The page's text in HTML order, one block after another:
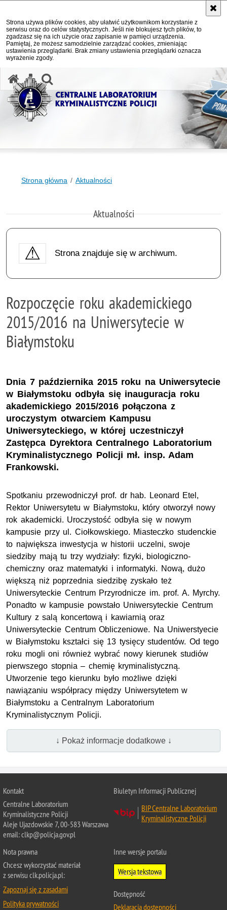
Strona używa plików cookies, aby ułatwić użytkownikom korzystanie z
serwisu oraz do celów statystycznych. Jeśli nie blokujesz tych plików, to
zgadzasz się na ich użycie oraz zapisanie w pamięci urządzenia.
Pamiętaj, że możesz samodzielnie zarządzać cookies, zmieniając
ustawienia przeglądarki. Brak zmiany ustawienia przeglądarki oznacza
wyrażenie zgody.
Strona główna Aktualności
Aktualności
Strona znajduje się w archiwum.
Rozpoczęcie roku akademickiego
2015/2016 na Uniwersytecie w
Białymstoku
Dnia 7 października 2015 roku na Uniwersytecie
w Białymstoku odbyła się inauguracja roku
akademickiego 2015/2016 połączona z
uroczystym otwarciem Kampusu
Uniwersyteckiego, w której uczestniczył
Zastępca Dyrektora Centralnego Laboratorium
Kryminalistycznego Policji mł. insp. Adam
Frankowski.
Spotkaniu przewodniczył prof. dr hab. Leonard Etel,
Rektor Uniwersytetu w Białymstoku, który otworzył nowy
rok akademicki. Uroczystość odbyła się w nowym
kampusie przy ul. Ciołkowskiego. Miasteczko studenckie
to największa inwestycja w historii uczelni, swoje
siedziby mają tu trzy wydziały: fizyki, biologiczno-
chemiczny oraz matematyki i informatyki. Nową, dużo
większą niż poprzednia siedzibę zyskało też
Uniwersyteckie Centrum Przyrodnicze im. prof. A. Myrchy.
Ponadto w kampusie powstało Uniwersyteckie Centrum
Kultury z salą koncertową i kawiarnią oraz
Uniwersyteckie Centrum Obliczeniowe. Na Uniwerstyecie
w Białymstoku kształci się 13 tysięcy studentów. Od tego
roku mogli oni również wybrać nowy kierunek studiów
pierwszego stopnia – chemię kryminalistyczną.
Utworzenie tego kierunku było możliwe dzięki
nawiązaniu współpracy między Uniwersytetem w
Białymstoku a Centralnym Laboratorium
Kryminalistycznym Policji.
↓ Pokaż informacje dodatkowe ↓
Kontakt
Centralne Laboratorium
Kryminalistyczne Policji
Aleje Ujazdowskie 7, 00-583 Warszawa
email: clkp@policja.gov.pl
Biuletyn Informacji Publicznej
BIP Centralne Laboratorium
Kryminalistyczne Policji
Nota prawna
Chcesz wykorzystać materiał
z serwisu clk.policja.pl:
Zapoznaj się z zasadami
Polityka prywatności
Inne wersje portalu
Wersja tekstowa
Dostępność
Deklaracja dostępności